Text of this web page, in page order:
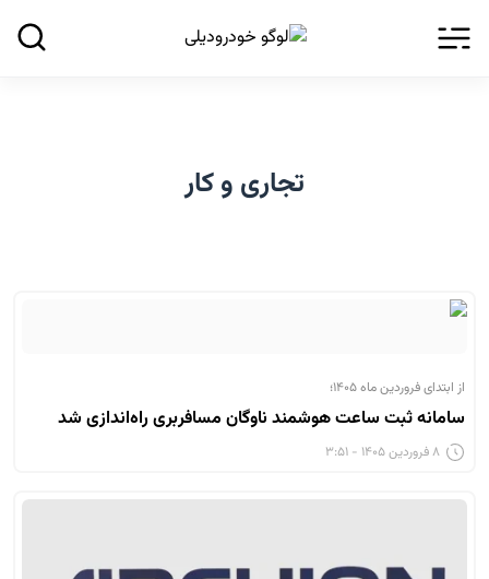
تجاری و کار
از ابتدای فروردین ماه ۱۴۰۵؛
سامانه ثبت ساعت هوشمند ناوگان مسافربری راه‌اندازی شد
۸ فروردین ۱۴۰۵ - ۳:۵۱